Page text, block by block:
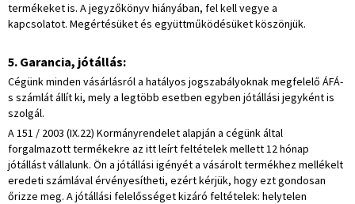
termékeket is. A jegyzőkönyv hiányában, fel kell vegye a
kapcsolatot. Megértésüket és együttműködésüket köszönjük.
5. Garancia, jótállás:
Cégünk minden vásárlásról a hatályos jogszabályoknak megfelelő ÁFÁ-
s számlát állít ki, mely a legtöbb esetben egyben jótállási jegyként is
szolgál.
A 151 / 2003 (IX.22) Kormányrendelet alapján a cégünk által
forgalmazott termékekre az itt leírt feltételek mellett 12 hónap
jótállást vállalunk. Ön a jótállási igényét a vásárolt termékhez mellékelt
eredeti számlával érvényesítheti, ezért kérjük, hogy ezt gondosan
őrizze meg. A jótállási felelősséget kizáró feltételek: helytelen